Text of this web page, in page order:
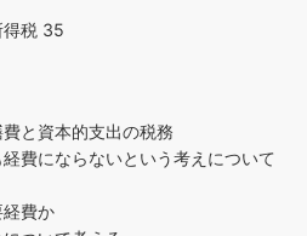
税 35
と資本的支出の税務
費にならないという考えについて
費か